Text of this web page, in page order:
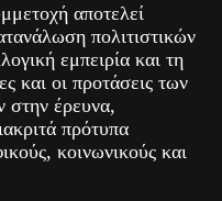
αποτελεί
πολιτιστικών
εμπειρία και τη
και οι προτάσεις των
στην έρευνα,
πρότυπα
κοινωνικούς και